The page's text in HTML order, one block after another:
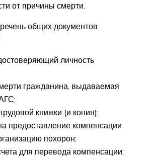
от причины смерти.
общих документов
личность
гражданина, выдаваемая
книжки (и копия);
предоставление компенсации
похорон;
для перевода компенсации;